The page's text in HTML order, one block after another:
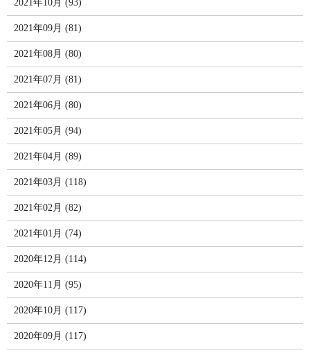
2021年10月 (93)
2021年09月 (81)
2021年08月 (80)
2021年07月 (81)
2021年06月 (80)
2021年05月 (94)
2021年04月 (89)
2021年03月 (118)
2021年02月 (82)
2021年01月 (74)
2020年12月 (114)
2020年11月 (95)
2020年10月 (117)
2020年09月 (117)